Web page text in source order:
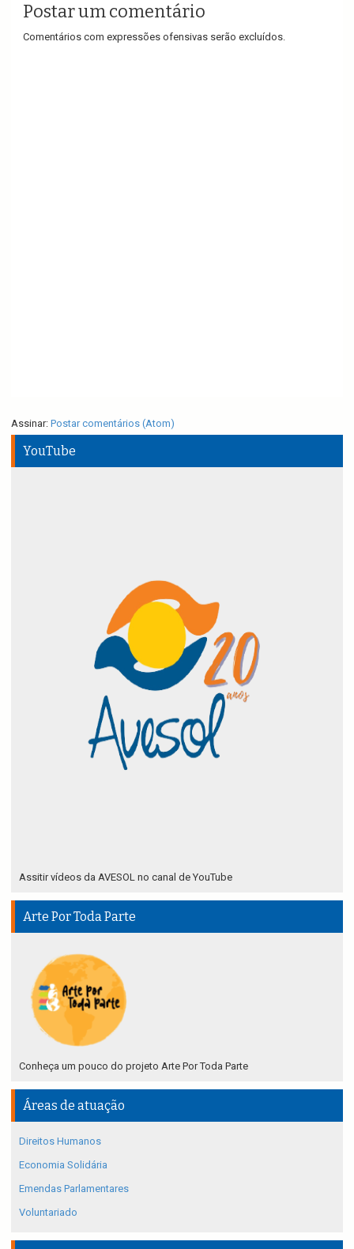
Postar um comentário
Comentários com expressões ofensivas serão excluídos.
Assinar: Postar comentários (Atom)
YouTube
Assitir vídeos da AVESOL no canal de YouTube
Arte Por Toda Parte
Conheça um pouco do projeto Arte Por Toda Parte
Áreas de atuação
Direitos Humanos
Economia Solidária
Emendas Parlamentares
Voluntariado